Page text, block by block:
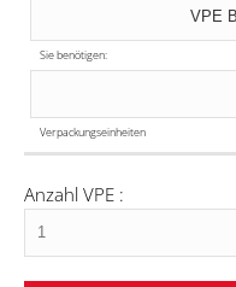
Sie benötigen:
Verpackungseinheiten
Anzahl VPE :